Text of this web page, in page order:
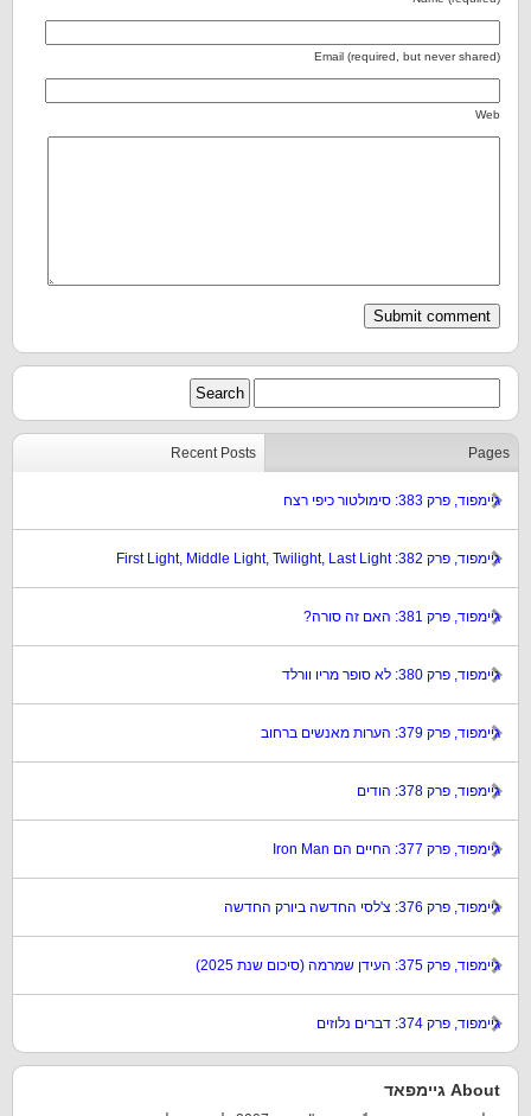
Email (required, but never shared)
Web
Recent Posts Pages
גיימפוד, פרק 383: סימולטור כיפי רצח
גיימפוד, פרק 382: First Light, Middle Light, Twilight, Last Light
גיימפוד, פרק 381: האם זה סורה?
גיימפוד, פרק 380: לא סופר מריו וורלד
גיימפוד, פרק 379: הערות מאנשים ברחוב
גיימפוד, פרק 378: הודים
גיימפוד, פרק 377: החיים הם Iron Man
גיימפוד, פרק 376: צ'לסי החדשה ביורק החדשה
גיימפוד, פרק 375: העידן שמרמה (סיכום שנת 2025)
גיימפוד, פרק 374: דברים נלוזים
About גיימפאד